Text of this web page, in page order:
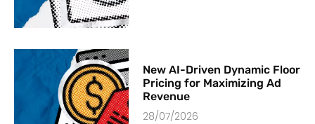
New AI-Driven Dynamic Floor
Pricing for Maximizing Ad
Revenue
28/07/2026